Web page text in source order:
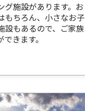
グ施設があります。お
もちろん、小さなお子
設もあるので、ご家族
きます。